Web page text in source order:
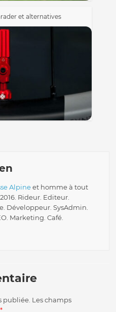
et alternatives
Alpineet homme à tout
Rideur. Editeur.
Développeur. SysAdmin.
Marketing. Café.
publiée. Les champs
*